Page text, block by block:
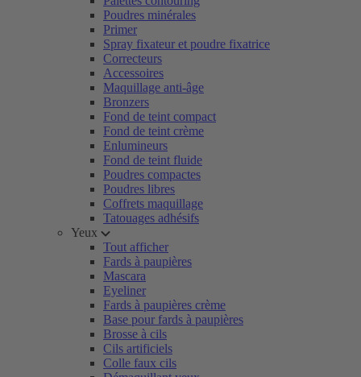
Poudres minérales
Primer
Spray fixateur et poudre fixatrice
Correcteurs
Accessoires
Maquillage anti-âge
Bronzers
Fond de teint compact
Fond de teint crème
Enlumineurs
Fond de teint fluide
Poudres compactes
Poudres libres
Coffrets maquillage
Tatouages adhésifs
Yeux
Tout afficher
Fards à paupières
Mascara
Eyeliner
Fards à paupières crème
Base pour fards à paupières
Brosse à cils
Cils artificiels
Colle faux cils